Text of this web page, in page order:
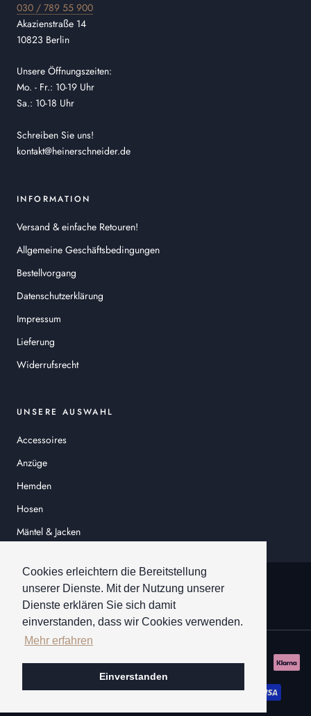
Cookies erleichtern die Bereitstellung
unserer Dienste. Mit der Nutzung unserer
Dienste erklären Sie sich damit
einverstanden, dass wir Cookies verwenden.
Mehr erfahren
Einverstanden
030 / 789 55 900
Akazienstraße 14
10823 Berlin
Unsere Öffnungszeiten:
Mo. - Fr.: 10-19 Uhr
Sa.: 10-18 Uhr
Schreiben Sie uns!
kontakt@heinerschneider.de
INFORMATION
Versand & einfache Retouren!
Allgemeine Geschäftsbedingungen
Bestellvorgang
Datenschutzerklärung
Impressum
Lieferung
Widerrufsrecht
UNSERE AUSWAHL
Accessoires
Anzüge
Hemden
Hosen
Mäntel & Jacken
© HEINER SCHNEIDER